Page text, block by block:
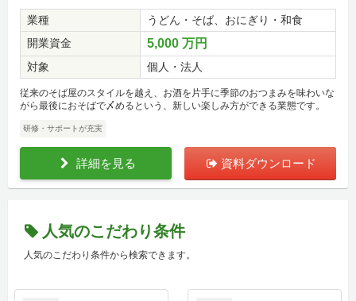
業種
うどん・そば、おにぎり・和食
開業資金
5,000 万円
対象 個人・法人
従来のそば屋のスタイルを越え、お酒を片手に季節のおつまみを味わいな
がら最後におそばで〆めるという、新しい楽しみ方ができる業態です。
研修・サポートが充実
詳細を見る 資料ダウンロード
人気のこだわり条件
人気のこだわり条件から検索できます。